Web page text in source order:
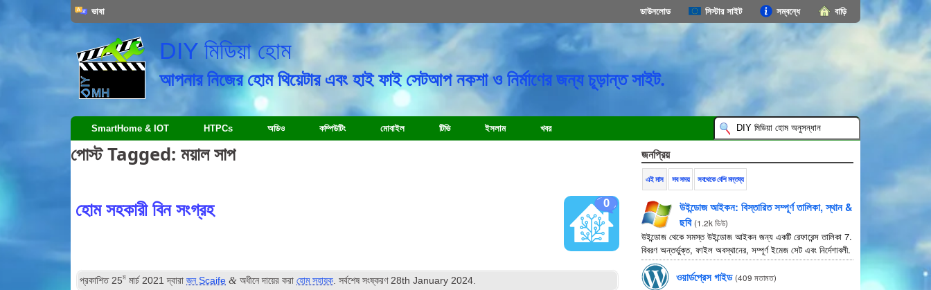
বাড়ি
সম্বন্ধে
সিস্টার সাইট
ডাউনলোড
ভাষা
DIY মিডিয়া হোম
আপনার নিজের হোম থিয়েটার এবং হাই ফাই সেটআপ নকশা ও নির্মাণের জন্য চূড়ান্ত সাইট.
SmartHome & IOT HTPCs অডিও কম্পিউটিং মোবাইল টিভি ইসলাম খবর
পোস্ট Tagged: ময়াল সাপ
0
হোম সহকারী বিন সংগ্রহ
প্রকাশিত25ম মার্চ 2021 দ্বারাজন Scaife & অধীনে দায়ের করাহোম সহায়ক. সর্বশেষ সংষ্করণ28th January 2024.
জনপ্রিয়
এই মাস সব সময় সবথেকে বেশি মন্তব্য
উইন্ডোজ আইকন: বিস্তারিত সম্পূর্ণ তালিকা, স্থান &
ছবি (1.2k ভিউ)
উইন্ডোজ থেকে সমস্ত উইন্ডোজ আইকন জন্য একটি রেফারেন্স তালিকা 7.
বিবরণ অন্তর্ভুক্ত, ফাইল অবস্থানের, সম্পূর্ণ ইমেজ সেট এবং নির্দেশাবলী.
ওয়ার্ডপ্রেস গাইড (409 মতামত)